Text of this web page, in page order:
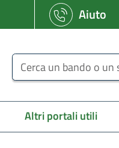
Aiuto
Cerca un bando o un servizio
Altri portali utili